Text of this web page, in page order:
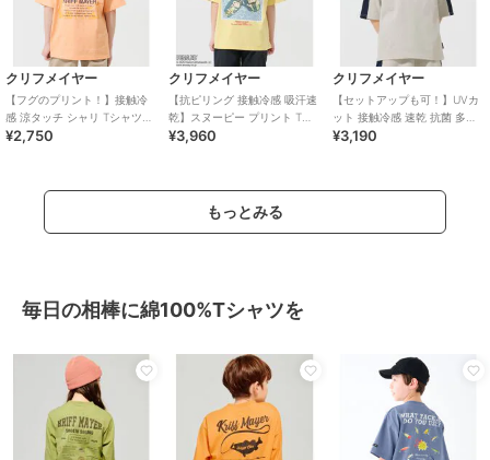
クリフメイヤー
【フグのプリント！】接触冷
感 涼タッチ シャリ Tシャツ
120cm～170cm
¥2,750
クリフメイヤー
【抗ピリング 接触冷感 吸汗速
乾】スヌーピー プリント Tシ
ャツ サーフ 120cm～170cm
¥3,960
クリフメイヤー
【セットアップも可！】UVカ
ット 接触冷感 速乾 抗菌 多機
能 Ｔシャツ 120cm～170cm
¥3,190
もっとみる
毎日の相棒に綿100%Tシャツを